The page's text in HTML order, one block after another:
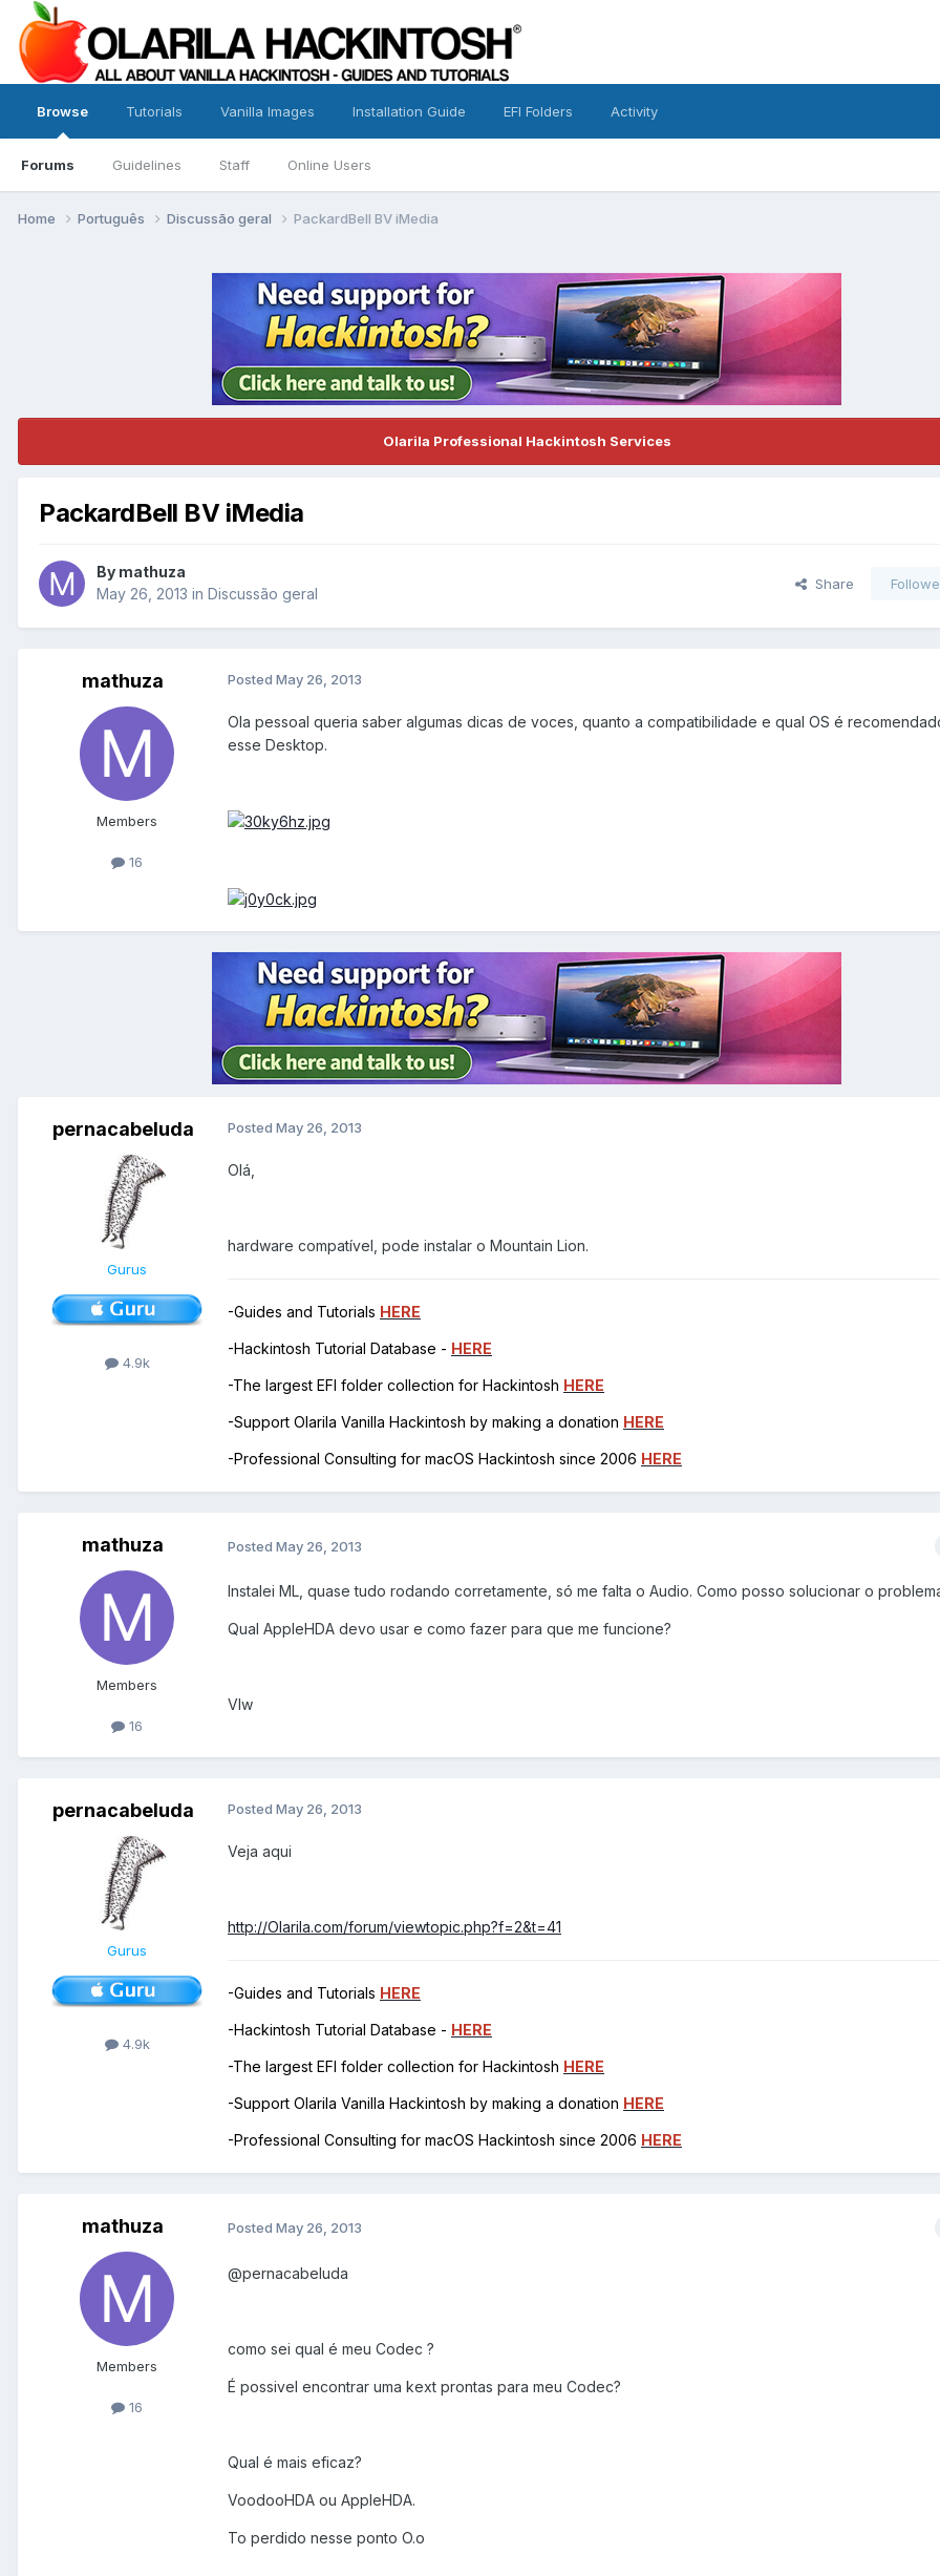
Browse
Forums Guidelines Staff Online Users
Tutorials Vanilla Images Installation Guide EFI Folders Activity
Home Português Discussão geral PackardBell BV iMedia
Olarila Professional Hackintosh Services
PackardBell BV iMedia
By mathuza
May 26, 2013 in Discussão geral
Share
mathuza
Members
16
Posted May 26, 2013
Ola pessoal queria saber algumas dicas de voces, quanto a compatibilidade e qual OS é
esse Desktop.
pernacabeluda
Gurus
4.9k
Posted May 26, 2013
Olá,
hardware compatível, pode instalar o Mountain Lion.
-Guides and Tutorials HERE
-Hackintosh Tutorial Database - HERE
-The largest EFI folder collection for Hackintosh HERE
-Support Olarila Vanilla Hackintosh by making a donation HERE
-Professional Consulting for macOS Hackintosh since 2006 HERE
mathuza
Members
16
Posted May 26, 2013
Instalei ML, quase tudo rodando corretamente, só me falta o Audio. Como posso solucionar o
Qual AppleHDA devo usar e como fazer para que me funcione?
Vlw
pernacabeluda
Gurus
4.9k
Posted May 26, 2013
Veja aqui
http://Olarila.com/forum/viewtopic.php?f=2&t=41
-Guides and Tutorials HERE
-Hackintosh Tutorial Database - HERE
-The largest EFI folder collection for Hackintosh HERE
-Support Olarila Vanilla Hackintosh by making a donation HERE
-Professional Consulting for macOS Hackintosh since 2006 HERE
mathuza
Members
16
Posted May 26, 2013
@pernacabeluda
como sei qual é meu Codec ?
É possivel encontrar uma kext prontas para meu Codec?
Qual é mais eficaz?
VoodooHDA ou AppleHDA.
To perdido nesse ponto O.o